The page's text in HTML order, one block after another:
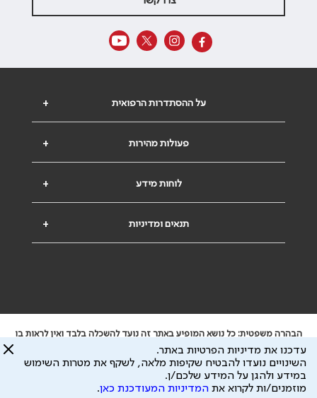
+ על ההסתדרות הרפואית
+ פעולות מהירות
+ לוחות מידע
+ תנאים ומדיניות
הבהרה משפטית: כל נושא המופיע באתר זה נועד להשכלה בלבד ואין לראות בו
ייעוץ רפואי או משפטי. אין הר"י אחראית לתוכן המתפרסם באתר זה ולכל נזק
שעלול להיגרם.
ידוע לי שהר"י אוספת ושומרת מידע אישי לצורך מתן השרות וכי חלק ממנו עשוי
להיות מועבר לצדדים שלישיים, הכל בכפוף למדיניות הפרטיות
עדכנו את מדיניות הפרטיות באתר.
השינויים נועדו להבטיח שקיפות מלאה, לשקף את מטרות השימוש
במידע ולהגן על המידע שלכם/ן.
מוזמנים/ות לקרוא את המדיניות המעודכנת כאן.